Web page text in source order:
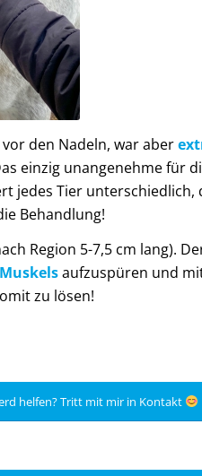
den Nadeln, war aber
einzig unangenehme für
jedes Tier unterschiedlich,
Behandlung!
Region 5-7,5 cm lang).
aufzuspüren und
zu lösen!
helfen? Tritt mit mir in Kontakt